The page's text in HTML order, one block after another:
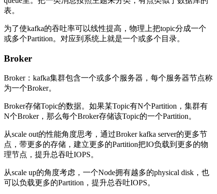
表。
为了使kafka的吞吐率可以线性提高，物理上把topic分成一个
或多个Partition。对应到系统上就是一个或多个目录。
Broker
Broker：kafka集群包含一个或多个服务器，每个服务器节点称
为一个Broker。
Broker存储Topic的数据。如果某Topic有N个Partition，集群有
N个Broker，那么每个Broker存储该Topic的一个Partition。
从scale out的性能角度思考，通过Broker kafka server的更多节
点，带更多的存储，建立更多的Partition把IO负载到更多的物
理节点，提升总吞吐IOPS。
从scale up的角度考虑，一个Node拥有越多的physical disk，也
可以负载更多的Partition，提升总吞吐IOPS。